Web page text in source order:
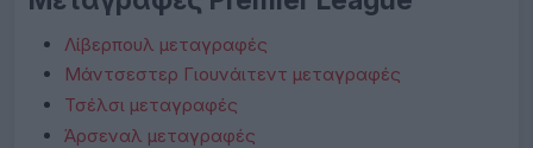
Λίβερπουλ μεταγραφές
Μάντσεστερ Γιουνάιτεντ μεταγραφές
Τσέλσι μεταγραφές
Άρσεναλ μεταγραφές